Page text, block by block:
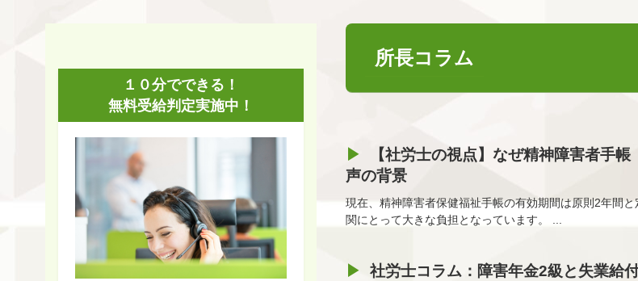
所長コラム
【社労士の視点】なぜ精神障害者手
声の背景
現在、精神障害者保健福祉手帳の有効期間は原則2年間
関にとって大きな負担となっています。 ...
社労士コラム：障害年金2級と失業給
１０分でできる！
無料受給判定実施中！